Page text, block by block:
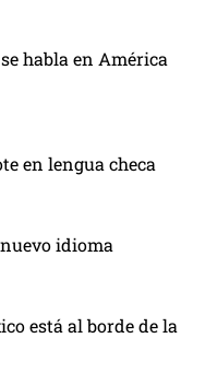
habla en América
en lengua checa
idioma
está al borde de la